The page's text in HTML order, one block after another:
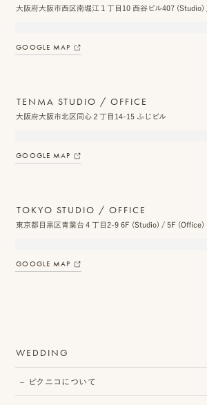
大阪府大阪市西区南堀江１丁目10 西谷ビル407
GOOGLE MAP
TENMA STUDIO / OFFICE
大阪府大阪市北区同心２丁目14-15 ふじビル
GOOGLE MAP
TOKYO STUDIO / OFFICE
東京都目黒区青葉台４丁目2-9 6F (Studio) / 5F (Office)
GOOGLE MAP
WEDDING
ピクニコについて